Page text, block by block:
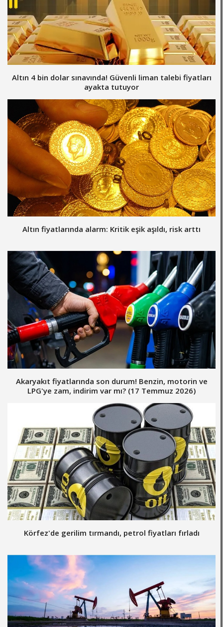
Altın 4 bin dolar sınavında! Güvenli liman talebi fiyatları
ayakta tutuyor
Altın fiyatlarında alarm: Kritik eşik aşıldı, risk arttı
Akaryakıt fiyatlarında son durum! Benzin, motorin ve
LPG'ye zam, indirim var mı? (17 Temmuz 2026)
Körfez'de gerilim tırmandı, petrol fiyatları fırladı